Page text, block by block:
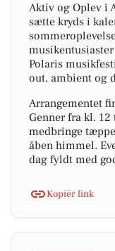
Aktiv og Oplev i
sætte kryds i
Polaris
out, ambient og
Arrangementet
Genner fra kl.
medbringe
åben himmel.
dag fyldt med
Kopiér link